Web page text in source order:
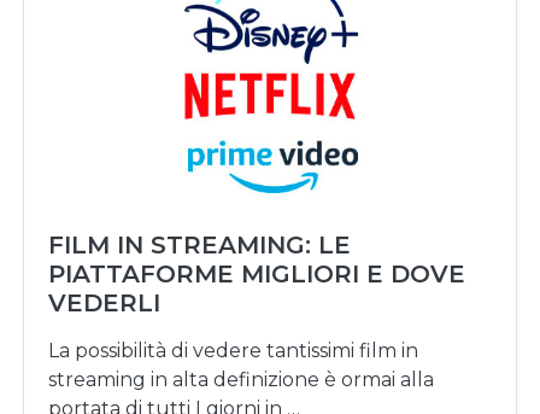
FILM IN STREAMING: LE
PIATTAFORME MIGLIORI E DOVE
VEDERLI
La possibilità di vedere tantissimi film in
streaming in alta definizione è ormai alla
portata di tutti I giorni in …